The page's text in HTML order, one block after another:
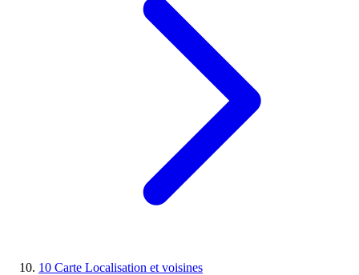
10 Carte Localisation et voisines